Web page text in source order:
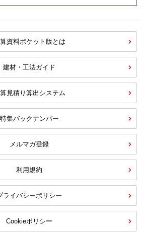
資料ポケット版とは
建材・工法ガイド
見積り算出システム
特集バックナンバー
メルマガ登録
利用規約
ライバシーポリシー
Cookieポリシー